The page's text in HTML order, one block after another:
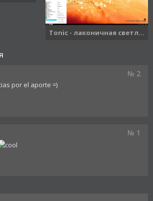
Tonic - лаконичная светл...
№ 2
por el aporte =)
№ 1